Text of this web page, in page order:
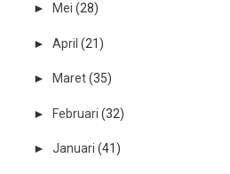
► Mei (28)
► April (21)
► Maret(35)
► Februari (32)
► Januari (41)